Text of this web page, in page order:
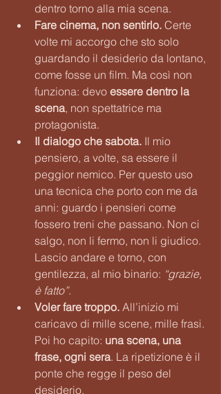
dentro torno alla mia scena.
Fare cinema, non sentirlo. Certe
volte mi accorgo che sto solo
guardando il desiderio da lontano,
come fosse un film. Ma così non
funziona: devo essere dentro la
scena, non spettatrice ma
protagonista.
Il dialogo che sabota. Il mio
pensiero, a volte, sa essere il
peggior nemico. Per questo uso
una tecnica che porto con me da
anni: guardo i pensieri come
fossero treni che passano. Non ci
salgo, non li fermo, non li giudico.
Lascio andare e torno, con
gentilezza, al mio binario: “grazie,
è fatto”.
Voler fare troppo. All’inizio mi
caricavo di mille scene, mille frasi.
Poi ho capito: una scena, una
frase, ogni sera. La ripetizione è il
ponte che regge il peso del
desiderio.